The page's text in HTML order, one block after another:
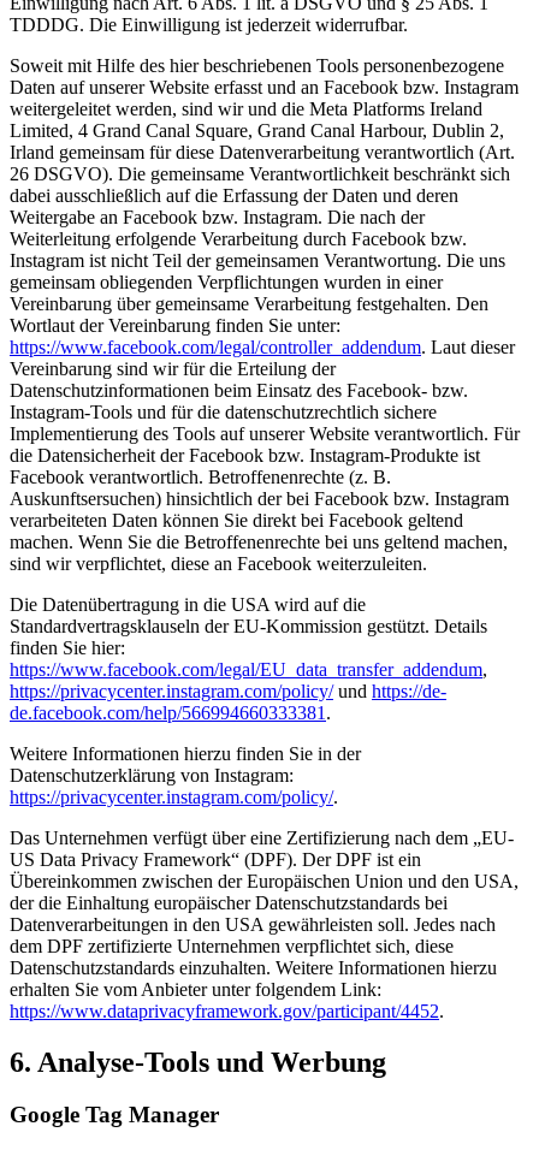
TDDDG. Die Einwilligung ist jederzeit widerrufbar.
Soweit mit Hilfe des hier beschriebenen Tools personenbezogene
Daten auf unserer Website erfasst und an Facebook bzw. Instagram
weitergeleitet werden, sind wir und die Meta Platforms Ireland
Limited, 4 Grand Canal Square, Grand Canal Harbour, Dublin 2,
Irland gemeinsam für diese Datenverarbeitung verantwortlich (Art.
26 DSGVO). Die gemeinsame Verantwortlichkeit beschränkt sich
dabei ausschließlich auf die Erfassung der Daten und deren
Weitergabe an Facebook bzw. Instagram. Die nach der
Weiterleitung erfolgende Verarbeitung durch Facebook bzw.
Instagram ist nicht Teil der gemeinsamen Verantwortung. Die uns
gemeinsam obliegenden Verpflichtungen wurden in einer
Vereinbarung über gemeinsame Verarbeitung festgehalten. Den
Wortlaut der Vereinbarung finden Sie unter:
https://www.facebook.com/legal/controller_addendum. Laut dieser
Vereinbarung sind wir für die Erteilung der
Datenschutzinformationen beim Einsatz des Facebook- bzw.
Instagram-Tools und für die datenschutzrechtlich sichere
Implementierung des Tools auf unserer Website verantwortlich. Für
die Datensicherheit der Facebook bzw. Instagram-Produkte ist
Facebook verantwortlich. Betroffenenrechte (z. B.
Auskunftsersuchen) hinsichtlich der bei Facebook bzw. Instagram
verarbeiteten Daten können Sie direkt bei Facebook geltend
machen. Wenn Sie die Betroffenenrechte bei uns geltend machen,
sind wir verpflichtet, diese an Facebook weiterzuleiten.
Die Datenübertragung in die USA wird auf die
Standardvertragsklauseln der EU-Kommission gestützt. Details
finden Sie hier:
https://www.facebook.com/legal/EU_data_transfer_addendum,
https://privacycenter.instagram.com/policy/und https://de-
de.facebook.com/help/566994660333381 .
Weitere Informationen hierzu finden Sie in der
Datenschutzerklärung von Instagram:
https://privacycenter.instagram.com/policy/.
Das Unternehmen verfügt über eine Zertifizierung nach dem „EU-
US Data Privacy Framework“ (DPF). Der DPF ist ein
Übereinkommen zwischen der Europäischen Union und den USA,
der die Einhaltung europäischer Datenschutzstandards bei
Datenverarbeitungen in den USA gewährleisten soll. Jedes nach
dem DPF zertifizierte Unternehmen verpflichtet sich, diese
Datenschutzstandards einzuhalten. Weitere Informationen hierzu
erhalten Sie vom Anbieter unter folgendem Link:
https://www.dataprivacyframework.gov/participant/4452.
6. Analyse-Tools und Werbung
Google Tag Manager